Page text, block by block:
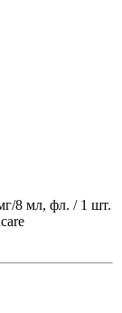
8 мл, фл. / 1 шт.